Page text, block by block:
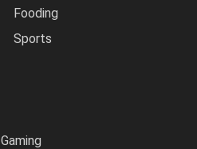
Fooding
Sports
Gaming